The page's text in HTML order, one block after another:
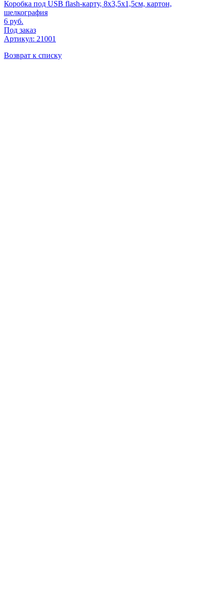
Коробка под USB flash-карту, 8х3,5х1,5см, картон,
шелкография
6 руб.
Под заказ
Артикул: 21001
Возврат к списку